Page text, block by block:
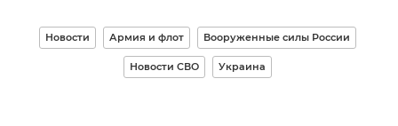
Новости Армия и флот Вооруженные силы России
Новости СВО Украина